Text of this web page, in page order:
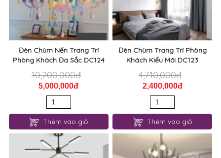
Đèn Chùm Nến Trang Trí
Phòng Khách Đa Sắc DC124
10,200,000đ
5,000,000đ
Thêm vào giỏ
Đèn Chùm Trang Trí Phòng
Khách Kiểu Mới DC123
4,710,000đ
2,400,000đ
Thêm vào giỏ